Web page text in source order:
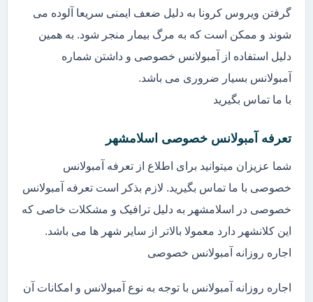
گرفتن ویروس کرونا به دلیل ضعف ایمنی سریعا آلوده می
شوند و ممکن است که به مرگ بیمار منجر شود. به همین
دلیل استفاده از آمبولانس خصوصی و داشتن شماره
آمبولانس بسیار ضروری می باشد.
با ما تماس بگیرید
تعرفه آمبولانس خصوصی اسلامشهر
شما عزیزان میتوانید برای اطلاع از تعرفه آمبولانس
خصوصی با ما تماس بگیرید. لازم بذکر است تعرفه آمبولانس
خصوصی در اسلامشهر به دلیل ترافیک و مشکلات خاصی که
این کلانشهر دارد معمولا بالاتر از سایر شهر ها می باشد.
اجاره روزانه آمبولانس خصوصی
اجاره روزانه آمبولانس با توجه به نوع آمبولانس و امکانات آن